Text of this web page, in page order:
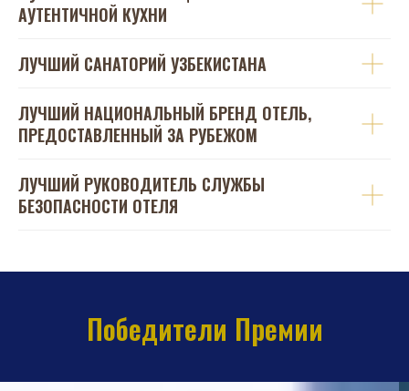
АУТЕНТИЧНОЙ КУХНИ
ЛУЧШИЙ САНАТОРИЙ УЗБЕКИСТАНА
ЛУЧШИЙ НАЦИОНАЛЬНЫЙ БРЕНД ОТЕЛЬ,
ПРЕДОСТАВЛЕННЫЙ ЗА РУБЕЖОМ
ЛУЧШИЙ РУКОВОДИТЕЛЬ СЛУЖБЫ
БЕЗОПАСНОСТИ ОТЕЛЯ
Победители Премии